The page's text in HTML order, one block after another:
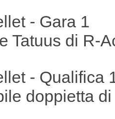
- Gara 1
Tatuus di R-
- Qualifica
doppietta